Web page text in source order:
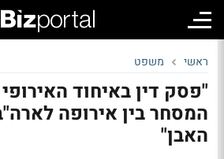
ראשי משפט
"פסק דין באיחוד
המסחר בין אירופה
האבן"